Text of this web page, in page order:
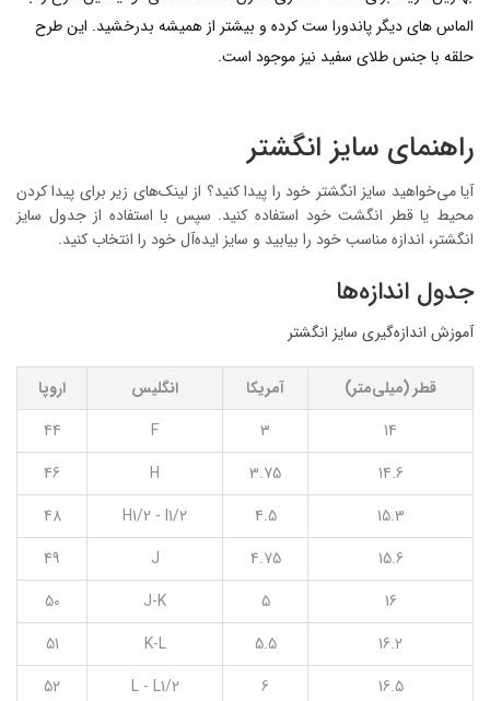
الماس های دیگر پاندورا ست کرده و بیشتر از همیشه بدرخشید. این طرح
حلقه با جنس طلای سفید نیز موجود است.
راهنمای سایز انگشتر
آیا می‌خواهید سایز انگشتر خود را پیدا کنید؟ از لینک‌های زیر برای پیدا کردن
محیط یا قطر انگشت خود استفاده کنید. سپس با استفاده از جدول سایز
انگشتر، اندازه مناسب خود را بیابید و سایز ایده‌آل خود را انتخاب کنید.
جدول اندازه‌ها
آموزش اندازه‌گیری سایز انگشتر
قطر (میلی‌متر) آمریکا انگلیس
اروپا
14
3
F
44
14.6
3.75
H
46
15.3
4.5
H1/2 - I1/2
48
15.6
4.75
J
49
16
5
J-K
50
16.2
5.5
K-L
51
16.5
6
L - L1/2
52